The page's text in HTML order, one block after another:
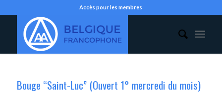
Accès pour les membres
Bouge “Saint-Luc” (Ouvert 1° mercredi du mois)